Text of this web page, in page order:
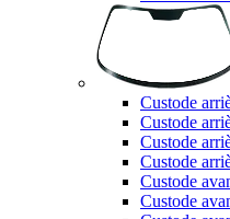
Custode
Custode
Custode
Custode
Custode
Custode